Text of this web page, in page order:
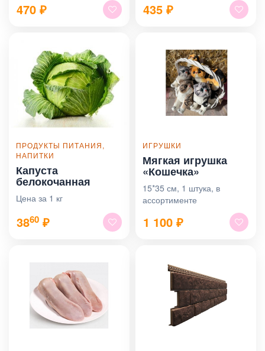
470 ₽ 435 ₽
ПРОДУКТЫ ПИТАНИЯ,
НАПИТКИ
Капуста
белокочанная
Цена за 1 кг
3860 ₽
ИГРУШКИ
Мягкая игрушка
«Кошечка»
15*35 см, 1 штука, в
ассортименте
1 100 ₽